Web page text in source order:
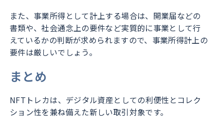
また、事業所得として計上する場合は、開業届などの
書類や、社会通念上の要件など実質的に事業として行
えているかの判断が求められますので、事業所得計上の
要件は厳しいでしょう。
まとめ
NFTトレカは、デジタル資産としての利便性とコレク
ション性を兼ね備えた新しい取引対象です。